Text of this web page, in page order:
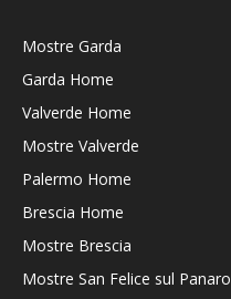
Mostre Garda
Garda Home
Valverde Home
Mostre Valverde
Palermo Home
Brescia Home
Mostre Brescia
Mostre San Felice sul Panaro